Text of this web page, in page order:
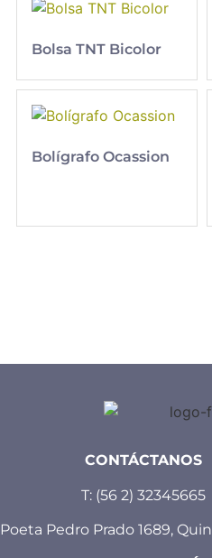
Bolsa TNT Bicolor
Bolígrafo Ocassion
CONTÁCTANOS
T: (56 2) 32345665
Poeta Pedro Prado 1689,